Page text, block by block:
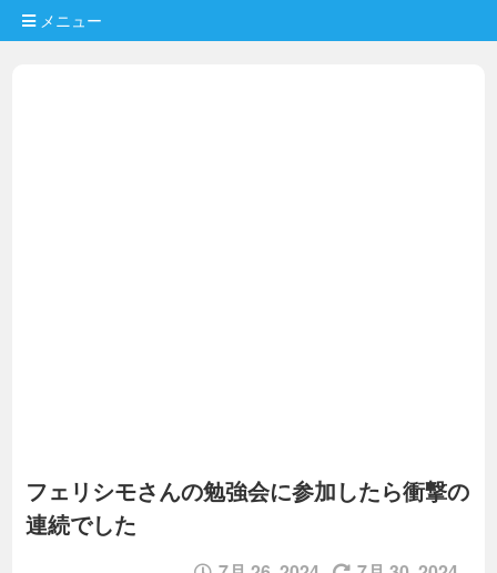
メニュー
フェリシモさんの勉強会に参加したら衝撃の
連続でした